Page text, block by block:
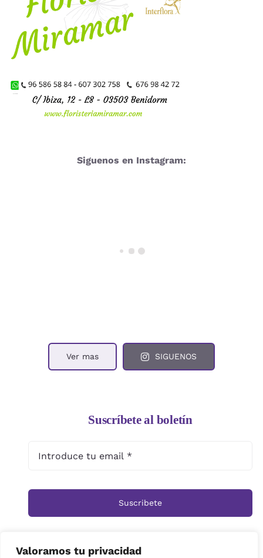
Valoramos tu privacidad
Siguenos en Instagram:
Ver mas SIGUENOS
Suscríbete al boletín
Suscribete